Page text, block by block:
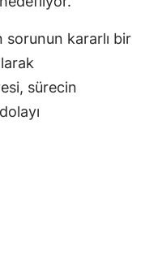
sorunun kararlı bir
sürecin